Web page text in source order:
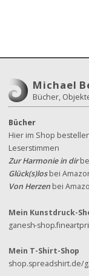
Michael
Bücher,
Bücher
Hier im Shop
Leserstimmen
Zur Harmonie in dir
Glück(s)losbei
Von Herzen bei
Mein Kunstdruck-
ganesh-
Mein T-Shirt-Shop
shop.spreadshirt.de/